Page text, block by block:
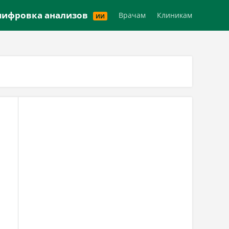
анализов ИИ Врачам Клиникам